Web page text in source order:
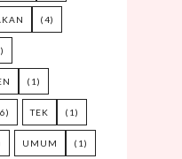
(4)
(1)
TEK (1)
UMUM (1)